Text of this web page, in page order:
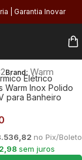
| Garantia Inovar
Brand: Warm
Elétrico
Warm Inox Polido
para Banheiro
no Pix/Boleto
sem juros